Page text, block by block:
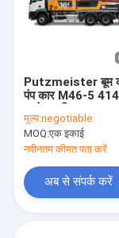
Putzmeister बूम
पंप कार M46-5
मूल्य:negotiable
MOQ:एक इकाई
नवीनतम कीमत पता करें
अब से संपर्क करें